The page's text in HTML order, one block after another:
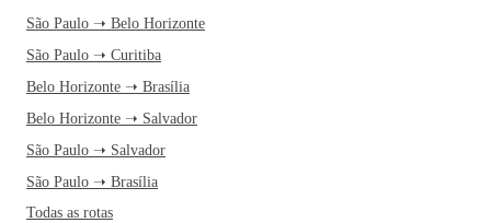
São Paulo ➝ Belo Horizonte
São Paulo ➝ Curitiba
Belo Horizonte ➝ Brasília
Belo Horizonte ➝ Salvador
São Paulo ➝ Salvador
São Paulo ➝ Brasília
Todas as rotas